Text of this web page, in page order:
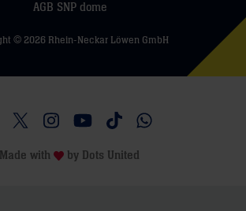
AGB SNP dome
© 2026 Rhein-Neckar Löwen GmbH
uns auf Facebook
Besucht uns auf Twitter
Besucht uns auf Instagram
Besucht uns auf Youtube
Besucht uns auf
Besucht uns auf
Made with by Dots United